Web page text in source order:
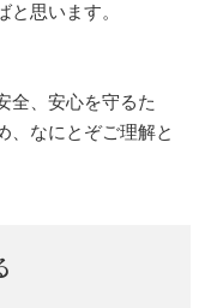
思います。
全、安心を守るた
、なにとぞご理解と